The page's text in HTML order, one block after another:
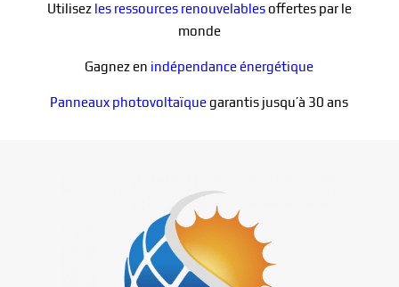
Utilisez les ressources renouvelablesoffertes par le
monde
Gagnez en indépendance énergétique
Panneaux photovoltaïquegarantis jusqu’à 30 ans